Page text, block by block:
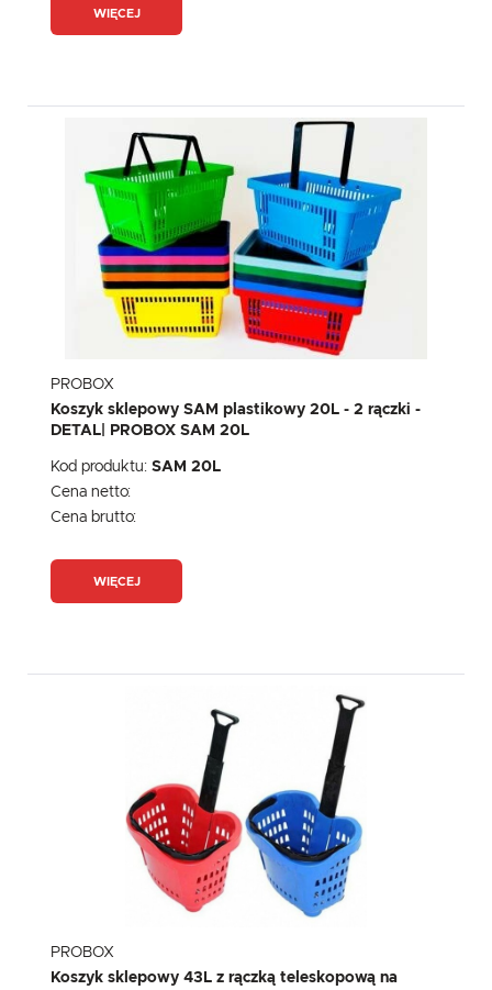
WIĘCEJ
PROBOX
Koszyk sklepowy SAM plastikowy 20L - 2 rączki -
DETAL| PROBOX SAM 20L
Kod produktu: SAM 20L
Cena netto:
Cena brutto:
WIĘCEJ
PROBOX
Koszyk sklepowy 43L z rączką teleskopową na